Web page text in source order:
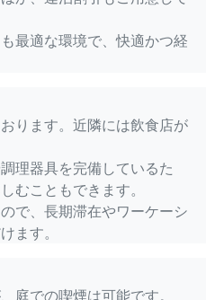
最適な環境で、快適かつ経
ります。近隣には飲食店が
理器具を完備しているた
むこともできます。
で、長期滞在やワーケーシ
ます。
庭での喫煙は可能です。